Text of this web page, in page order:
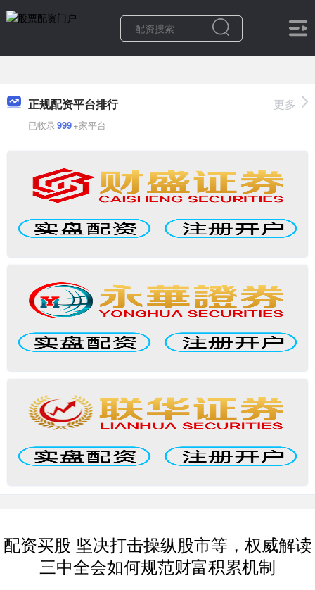
正规配资平台排行
已收录999+家平台
更多
配资买股 坚决打击操纵股市等，权威解读
三中全会如何规范财富积累机制